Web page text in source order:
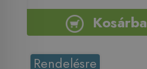
Kosárba
Rendelésre